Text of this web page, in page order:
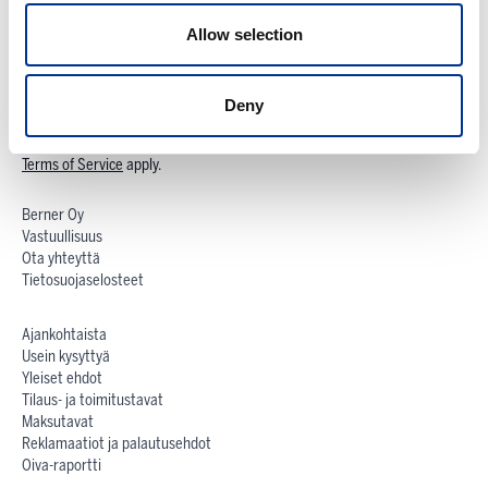
Allow selection
Deny
This form is protected by reCAPTCHA - theGoogle Privacy Policyand
Terms of Service apply.
Berner Oy
Vastuullisuus
Ota yhteyttä
Tietosuojaselosteet
Ajankohtaista
Usein kysyttyä
Yleiset ehdot
Tilaus- ja toimitustavat
Maksutavat
Reklamaatiot ja palautusehdot
Oiva-raportti